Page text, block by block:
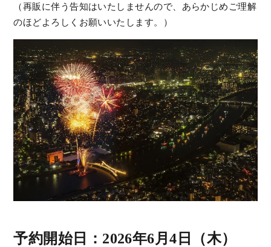
（再販に伴う告知はいたしませんので、あらかじめご理解
のほどよろしくお願いいたします。）
予約開始日：2026年6月4日（木）